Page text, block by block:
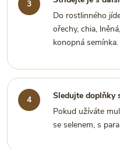
Do rostlinného
ořechy, chia,
konopná semínka.
Sledujte doplňky
Pokud užíváte
se selenem, s